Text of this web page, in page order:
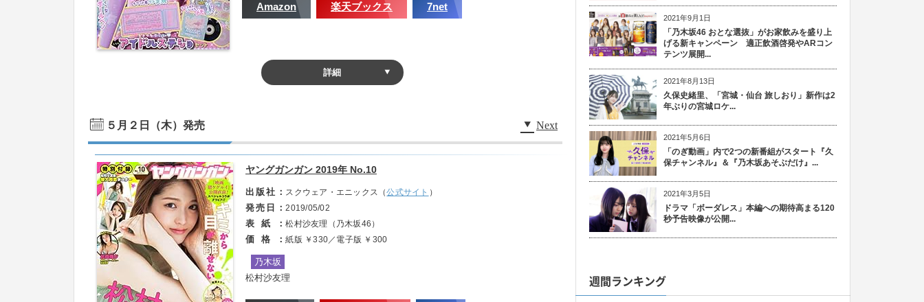
Amazon 楽天ブックス 7net
詳細
５月２日（木）発売 Next
ヤングガンガン 2019年 No.10
出版社 スクウェア・エニックス（公式サイト ）
発売日 2019/05/02
表紙 松村沙友理（乃木坂46）
価格 紙版 ￥330／電子版 ￥300
乃木坂
松村沙友理
2021年9月1日
「乃木坂46 おとな選抜」がお家飲みを盛り上
げる新キャンペーン 適正飲酒啓発やARコン
テンツ展開...
2021年8月13日
久保史緒里、「宮城・仙台 旅しおり」新作は2
年ぶりの宮城ロケ...
2021年5月6日
「のぎ動画」内で2つの新番組がスタート『久
保チャンネル』＆『乃木坂あそぶだけ』...
2021年3月5日
ドラマ「ボーダレス」本編への期待高まる120
秒予告映像が公開...
週間ランキング